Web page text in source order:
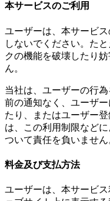
本サービスのご利用
ユーザーは、本サービ
しないでください。た
クの機能を破壊したり
ん。
当社は、ユーザーの行
前の通知なく、ユーザ
たり、またはユーザー
は、この利用制限など
ついて責任を負いません
料金及び支払方法
ユーザーは、本サービ